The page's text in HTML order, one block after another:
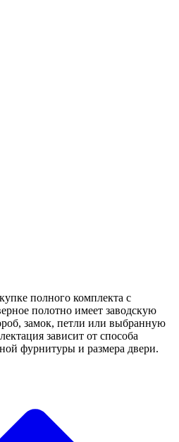
полного комплекта с
полотно имеет заводскую
замок, петли или выбранную
зависит от способа
фурнитуры и размера двери.